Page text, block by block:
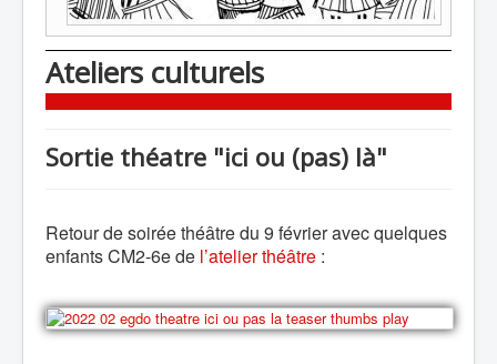
Ateliers culturels
Sortie théatre "ici ou (pas) là"
Retour de soirée théâtre du 9 février avec quelques
enfants CM2-6e de l’atelier théâtre :